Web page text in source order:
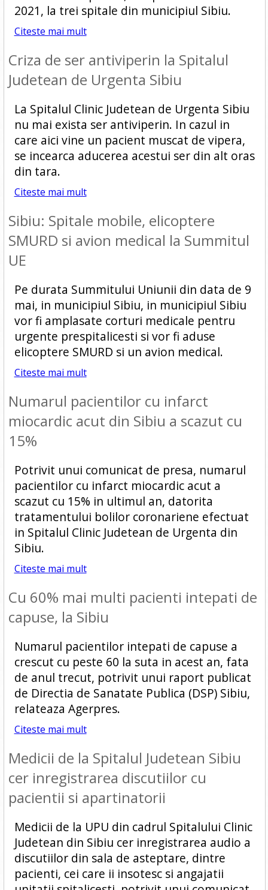
2021, la trei spitale din municipiul Sibiu.
Citeste mai mult
Criza de ser antiviperin la Spitalul
Judetean de Urgenta Sibiu
La Spitalul Clinic Judetean de Urgenta Sibiu
nu mai exista ser antiviperin. In cazul in
care aici vine un pacient muscat de vipera,
se incearca aducerea acestui ser din alt oras
din tara.
Citeste mai mult
Sibiu: Spitale mobile, elicoptere
SMURD si avion medical la Summitul
UE
Pe durata Summitului Uniunii din data de 9
mai, in municipiul Sibiu, in municipiul Sibiu
vor fi amplasate corturi medicale pentru
urgente prespitalicesti si vor fi aduse
elicoptere SMURD si un avion medical.
Citeste mai mult
Numarul pacientilor cu infarct
miocardic acut din Sibiu a scazut cu
15%
Potrivit unui comunicat de presa, numarul
pacientilor cu infarct miocardic acut a
scazut cu 15% in ultimul an, datorita
tratamentului bolilor coronariene efectuat
in Spitalul Clinic Judetean de Urgenta din
Sibiu.
Citeste mai mult
Cu 60% mai multi pacienti intepati de
capuse, la Sibiu
Numarul pacientilor intepati de capuse a
crescut cu peste 60 la suta in acest an, fata
de anul trecut, potrivit unui raport publicat
de Directia de Sanatate Publica (DSP) Sibiu,
relateaza Agerpres.
Citeste mai mult
Medicii de la Spitalul Judetean Sibiu
cer inregistrarea discutiilor cu
pacientii si apartinatorii
Medicii de la UPU din cadrul Spitalului Clinic
Judetean din Sibiu cer inregistrarea audio a
discutiilor din sala de asteptare, dintre
pacienti, cei care ii insotesc si angajatii